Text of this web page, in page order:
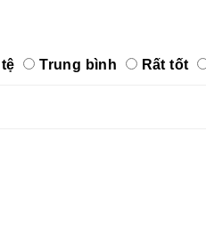
Trung bình Rất tốt